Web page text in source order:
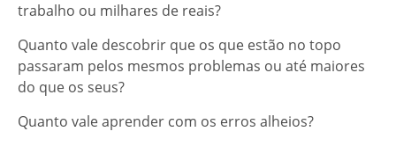
trabalho ou milhares de reais?
Quanto vale descobrir que os que estão no topo
passaram pelos mesmos problemas ou até maiores
do que os seus?
Quanto vale aprender com os erros alheios?